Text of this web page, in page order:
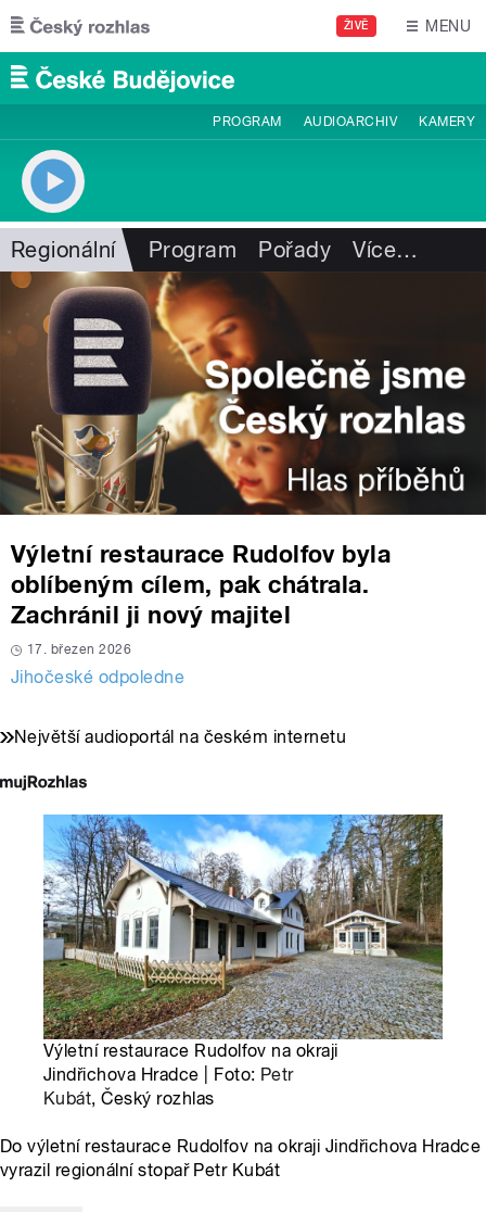
Přejít k hlavnímu obsahu
ŽIVĚ MENU
PROGRAM AUDIOARCHIV KAMERY
Regionální Program Pořady Více…
Výletní restaurace Rudolfov byla
oblíbeným cílem, pak chátrala.
Zachránil ji nový majitel
17. březen 2026
Jihočeské odpoledne
Největší audioportál na českém internetu
Výletní restaurace Rudolfov na okraji
Jindřichova Hradce | Foto: Petr
Kubát, Český rozhlas
Do výletní restaurace Rudolfov na okraji Jindřichova Hradce
vyrazil regionální stopař Petr Kubát